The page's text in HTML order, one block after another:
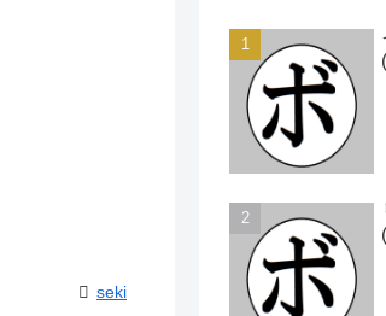
seki